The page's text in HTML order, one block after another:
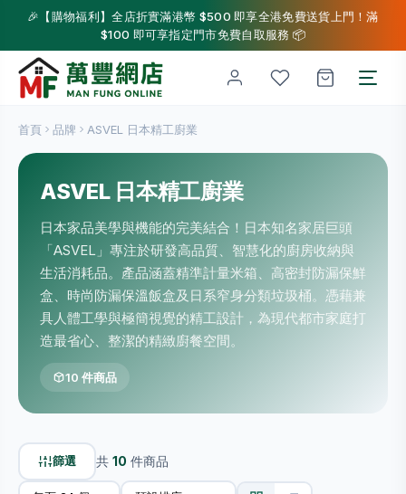
🎉【購物福利】全店折實滿港幣 $500 即享全港免費送貨上門！滿
$100 即可享指定門市免費自取服務 📦
首頁 品牌 ASVEL 日本精工廚業
ASVEL 日本精工廚業
日本家品美學與機能的完美結合！日本知名家居巨頭
「ASVEL」專注於研發高品質、智慧化的廚房收納與
生活消耗品。產品涵蓋精準計量米箱、高密封防漏保鮮
盒、時尚防漏保溫飯盒及日系窄身分類垃圾桶。憑藉兼
具人體工學與極簡視覺的精工設計，為現代都市家庭打
造最省心、整潔的精緻廚餐空間。
10 件商品
篩選 共 10 件商品